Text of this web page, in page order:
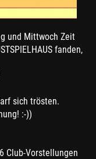
und Mittwoch Zeit
fanden,
sich trösten.
:-))
Club-Vorstellungen